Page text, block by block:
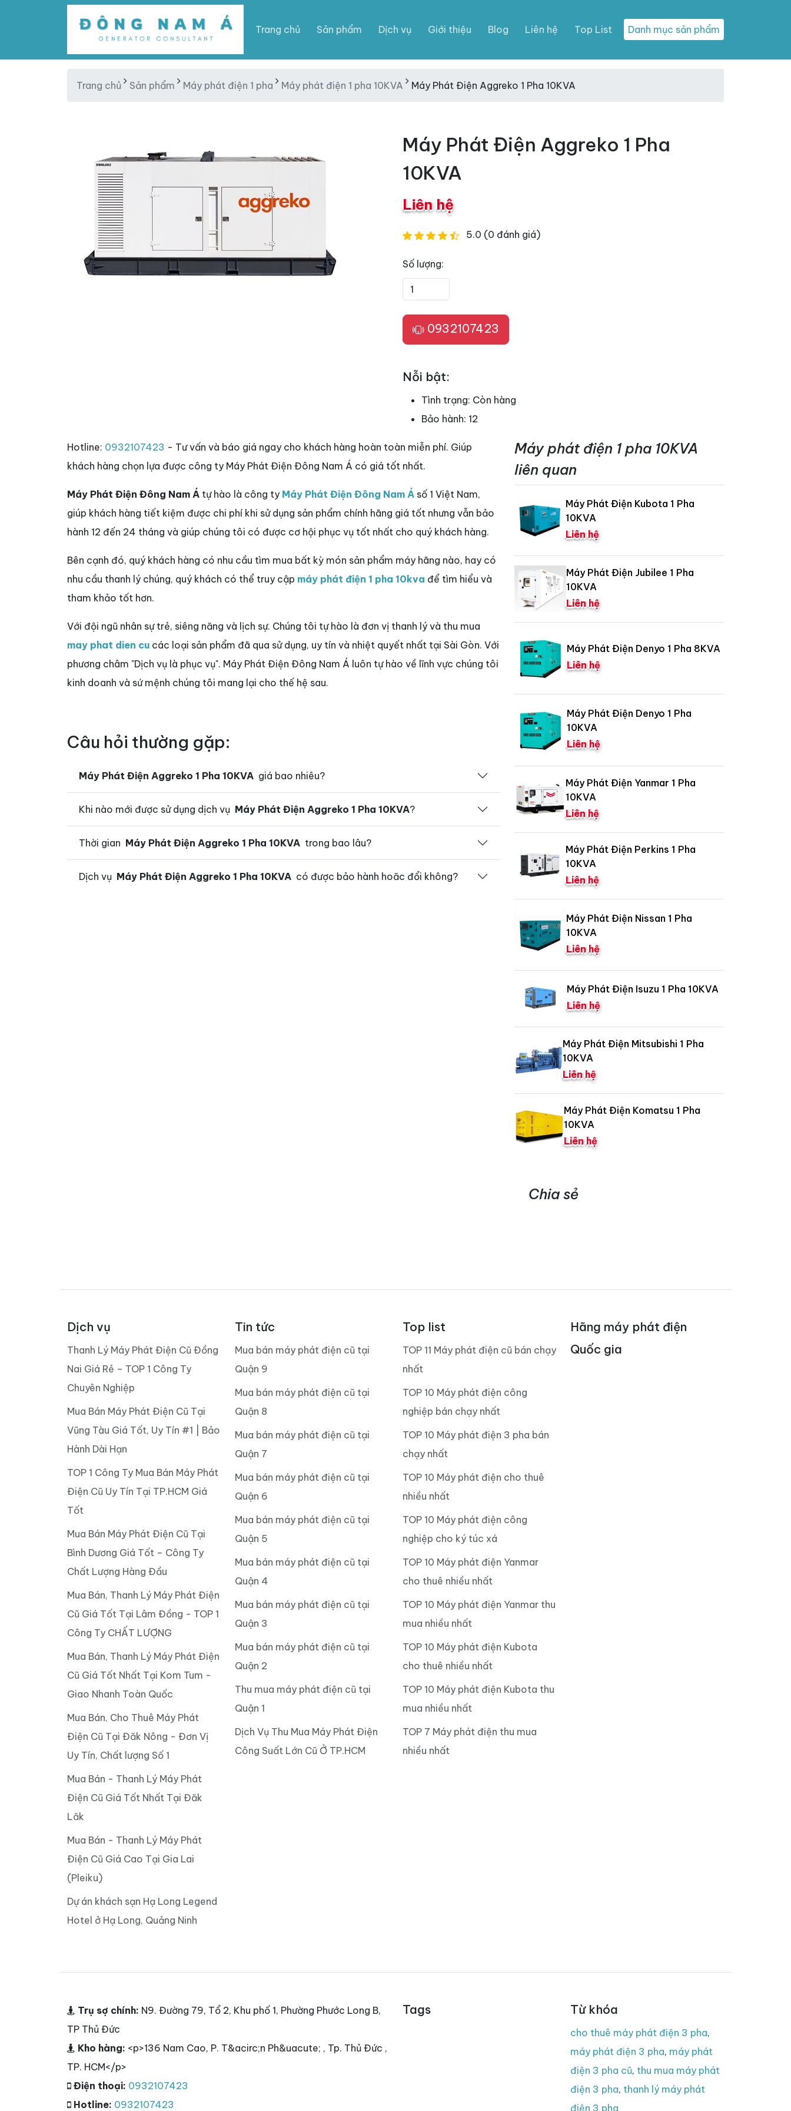
Trang chủ Sản phẩm Dịch vụ Giới thiệu Blog Liên hệ Top List Danh mục sản phẩm
Trang chủ Sản phẩm Máy phát điện 1 pha Máy phát điện 1 pha 10KVA Máy Phát Điện Aggreko 1 Pha 10KVA
Máy Phát Điện Aggreko 1 Pha
10KVA
Liên hệ
5.0 (0 đánh giá)
Số lượng:
0932107423
Nỗi bật:
Tình trạng: Còn hàng
Bảo hành: 12
Hotline: 0932107423 - Tư vấn và báo giá ngay cho khách hàng hoàn toàn miễn phí. Giúp
khách hàng chọn lựa được công ty Máy Phát Điện Đông Nam Á có giá tốt nhất.
Máy Phát Điện Đông Nam Á tự hào là công ty Máy Phát Điện Đông Nam Á số 1 Việt Nam,
giúp khách hàng tiết kiệm được chi phí khi sử dụng sản phẩm chính hãng giá tốt nhưng vẫn bảo
hành 12 đến 24 tháng và giúp chúng tôi có được cơ hội phục vụ tốt nhất cho quý khách hàng.
Bên cạnh đó, quý khách hàng có nhu cầu tìm mua bất kỳ món sản phẩm máy hãng nào, hay có
nhu cầu thanh lý chúng, quý khách có thể truy cập máy phát điện 1 pha 10kva để tìm hiểu và
tham khảo tốt hơn.
Với đội ngũ nhân sự trẻ, siêng năng và lịch sự. Chúng tôi tự hào là đơn vị thanh lý và thu mua
may phat dien cu các loại sản phẩm đã qua sử dụng, uy tín và nhiệt quyết nhất tại Sài Gòn. Với
phương châm "Dịch vụ là phục vụ". Máy Phát Điện Đông Nam Á luôn tự hào về lĩnh vực chúng tôi
kinh doanh và sứ mệnh chúng tôi mang lại cho thế hệ sau.
Câu hỏi thường gặp:
Máy Phát Điện Aggreko 1 Pha 10KVA giá bao nhiêu?
Khi nào mới được sử dụng dịch vụ Máy Phát Điện Aggreko 1 Pha 10KVA?
Thời gian Máy Phát Điện Aggreko 1 Pha 10KVA trong bao lâu?
Dịch vụ Máy Phát Điện Aggreko 1 Pha 10KVA có được bảo hành hoăc đổi không?
Máy phát điện 1 pha 10KVA
liên quan
Máy Phát Điện Kubota 1 Pha
10KVA
Liên hệ
Máy Phát Điện Jubilee 1 Pha
10KVA
Liên hệ
Máy Phát Điện Denyo 1 Pha 8KVA
Liên hệ
Máy Phát Điện Denyo 1 Pha
10KVA
Liên hệ
Máy Phát Điện Yanmar 1 Pha
10KVA
Liên hệ
Máy Phát Điện Perkins 1 Pha
10KVA
Liên hệ
Máy Phát Điện Nissan 1 Pha
10KVA
Liên hệ
Máy Phát Điện Isuzu 1 Pha 10KVA
Liên hệ
Máy Phát Điện Mitsubishi 1 Pha
10KVA
Liên hệ
Máy Phát Điện Komatsu 1 Pha
10KVA
Liên hệ
Chia sẻ
Dịch vụ
Thanh Lý Máy Phát Điện Cũ Đồng
Nai Giá Rẻ – TOP 1 Công Ty
Chuyên Nghiệp
Mua Bán Máy Phát Điện Cũ Tại
Vũng Tàu Giá Tốt, Uy Tín #1 | Bảo
Hành Dài Hạn
TOP 1 Công Ty Mua Bán Máy Phát
Điện Cũ Uy Tín Tại TP.HCM Giá
Tốt
Mua Bán Máy Phát Điện Cũ Tại
Bình Dương Giá Tốt – Công Ty
Chất Lượng Hàng Đầu
Mua Bán, Thanh Lý Máy Phát Điện
Cũ Giá Tốt Tại Lâm Đồng - TOP 1
Công Ty CHẤT LƯỢNG
Mua Bán, Thanh Lý Máy Phát Điện
Cũ Giá Tốt Nhất Tại Kom Tum -
Giao Nhanh Toàn Quốc
Mua Bán, Cho Thuê Máy Phát
Điện Cũ Tại Đăk Nông - Đơn Vị
Uy Tín, Chất lượng Số 1
Mua Bán - Thanh Lý Máy Phát
Điện Cũ Giá Tốt Nhất Tại Đăk
Lăk
Mua Bán - Thanh Lý Máy Phát
Điện Cũ Giá Cao Tại Gia Lai
(Pleiku)
Dự án khách sạn Hạ Long Legend
Hotel ở Hạ Long, Quảng Ninh
Tin tức
Mua bán máy phát điện cũ tại
Quận 9
Mua bán máy phát điện cũ tại
Quận 8
Mua bán máy phát điện cũ tại
Quận 7
Mua bán máy phát điện cũ tại
Quận 6
Mua bán máy phát điện cũ tại
Quận 5
Mua bán máy phát điện cũ tại
Quận 4
Mua bán máy phát điện cũ tại
Quận 3
Mua bán máy phát điện cũ tại
Quận 2
Thu mua máy phát điện cũ tại
Quận 1
Dịch Vụ Thu Mua Máy Phát Điện
Công Suất Lớn Cũ Ở TP.HCM
Top list
TOP 11 Máy phát điện cũ bán chạy
nhất
TOP 10 Máy phát điện công
nghiệp bán chạy nhất
TOP 10 Máy phát điện 3 pha bán
chạy nhất
TOP 10 Máy phát điện cho thuê
nhiều nhất
TOP 10 Máy phát điện công
nghiệp cho ký túc xá
TOP 10 Máy phát điện Yanmar
cho thuê nhiều nhất
TOP 10 Máy phát điện Yanmar thu
mua nhiều nhất
TOP 10 Máy phát điện Kubota
cho thuê nhiều nhất
TOP 10 Máy phát điện Kubota thu
mua nhiều nhất
TOP 7 Máy phát điện thu mua
nhiều nhất
Hãng máy phát điện
Quốc gia
Trụ sợ chính: N9. Đường 79, Tổ 2, Khu phố 1, Phường Phước Long B,
TP Thủ Đức
Kho hàng: <p>136 Nam Cao, P. T&acirc;n Ph&uacute; , Tp. Thủ Đức ,
TP. HCM</p>
Điện thoại: 0932107423
Hotline: 0932107423
Tags Từ khóa
cho thuê máy phát điện 3 pha,
máy phát điện 3 pha, máy phát
điện 3 pha cũ, thu mua máy phát
điện 3 pha, thanh lý máy phát
điện 3 pha